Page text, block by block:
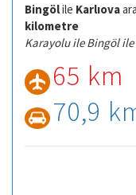
Bingölile Karlıova
kilometre
Karayolu ile Bingöl ile
65 km
70,9